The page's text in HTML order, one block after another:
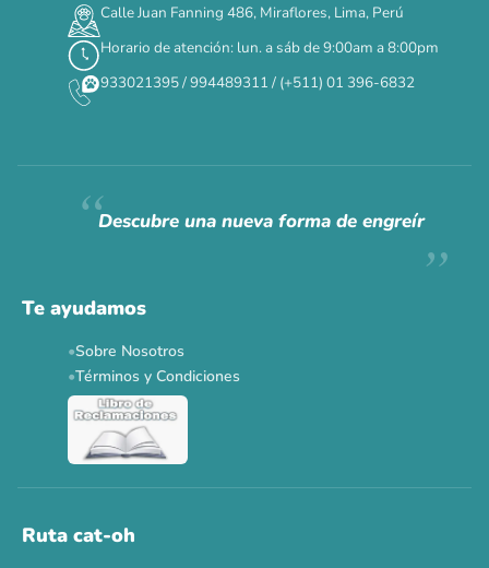
DÍAS HORAS MIN SEG
✕
Siempre fuimosraros.
Ver todas las promos 🐾
Calle Juan Fanning 486, Miraflores, Lima, Perú
Horario de atención: lun. a sáb de 9:00am a 8:00pm
933021395 / 994489311 / (+511) 01 396-6832
Descubre una nueva forma de engreír
Te ayudamos
Sobre Nosotros
Términos y Condiciones
Ruta cat-oh